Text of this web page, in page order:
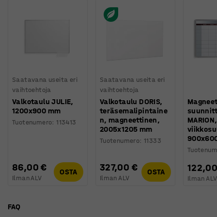
Saatavana useita eri
vaihtoehtoja
Valkotaulu JULIE,
1200x900 mm
Tuotenumero:113413
86,00 €
Ilman ALV
OSTA
Saatavana useita eri
vaihtoehtoja
Valkotaulu DORIS,
teräsemalipintaine
n, magneettinen,
2005x1205 mm
Tuotenumero:11333
327,00 €
Ilman ALV
OSTA
MARION,
Ilman ALV
FAQ